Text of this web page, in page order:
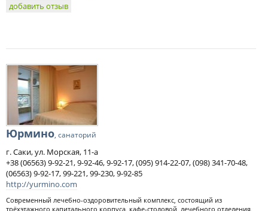
добавить отзыв
Юрмино, санаторий
г. Саки, ул. Морская, 11-а
+38 (06563) 9-92-21, 9-92-46, 9-92-17, (095) 914-22-07, (098) 341-70-48,
(06563) 9-92-17, 99-221, 99-230, 9-92-85
http://yurmino.com
Современный лечебно-оздоровительный комплекс, состоящий из
трёхэтажного капитального корпуса, кафе-столовой, лечебного отделения,